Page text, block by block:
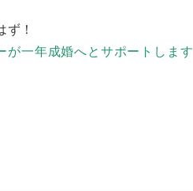
！
が一年成婚へとサポートします